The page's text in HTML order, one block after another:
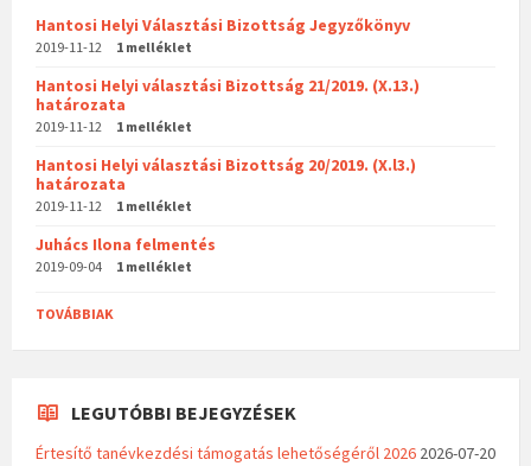
Hantosi Helyi Választási Bizottság Jegyzőkönyv
2019-11-12 1 melléklet
Hantosi Helyi választási Bizottság 21/2019. (X.13.)
határozata
2019-11-12 1 melléklet
Hantosi Helyi választási Bizottság 20/2019. (X.l3.)
határozata
2019-11-12 1 melléklet
Juhács Ilona felmentés
2019-09-04 1 melléklet
TOVÁBBIAK
LEGUTÓBBI BEJEGYZÉSEK
Értesítő tanévkezdési támogatás lehetőségéről 2026 2026-07-20